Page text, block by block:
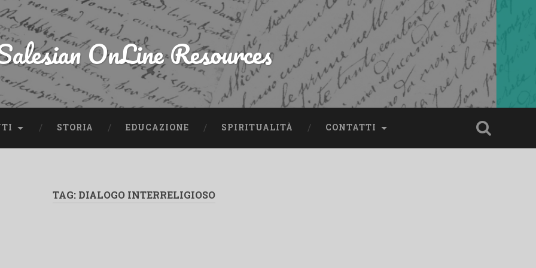
OnLine Resources
STORIA EDUCAZIONE SPIRITUALITÀ CONTATTI
TAG: DIALOGO INTERRELIGIOSO